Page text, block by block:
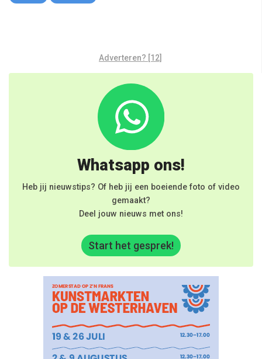
Adverteren? [12]
Whatsapp ons!
Heb jij nieuwstips? Of heb jij een boeiende foto of video
gemaakt?
Deel jouw nieuws met ons!
Start het gesprek!